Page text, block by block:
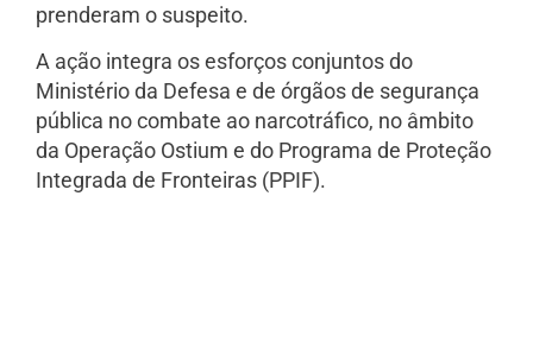
prenderam o suspeito.
A ação integra os esforços conjuntos do
Ministério da Defesa e de órgãos de segurança
pública no combate ao narcotráfico, no âmbito
da Operação Ostium e do Programa de Proteção
Integrada de Fronteiras (PPIF).